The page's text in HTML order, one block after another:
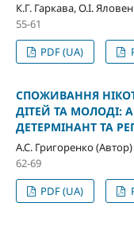
К.Г. Гаркава, О.І.
55-61
PDF (UA)
СПОЖИВАННЯ
ДІТЕЙ ТА МОЛОДІ:
ДЕТЕРМІНАНТ ТА
А.С. Григоренко (Автор)
62-69
PDF (UA)